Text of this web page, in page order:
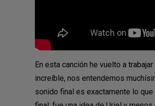
En esta canción he vuelto a
increíble, nos entendemos
sonido final es exactamente lo que